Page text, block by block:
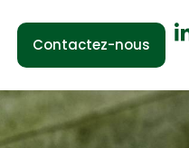
Contactez-nous